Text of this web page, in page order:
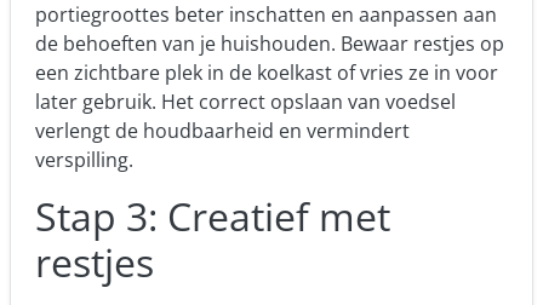
portiegroottes beter inschatten en aanpassen aan
de behoeften van je huishouden. Bewaar restjes op
een zichtbare plek in de koelkast of vries ze in voor
later gebruik. Het correct opslaan van voedsel
verlengt de houdbaarheid en vermindert
verspilling.
Stap 3: Creatief met
restjes